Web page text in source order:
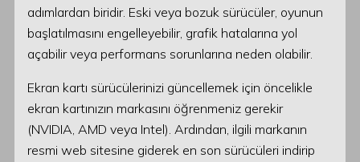
adımlardan biridir. Eski veya bozuk sürücüler, oyunun
başlatılmasını engelleyebilir, grafik hatalarına yol
açabilir veya performans sorunlarına neden olabilir.
Ekran kartı sürücülerinizi güncellemek için öncelikle
ekran kartınızın markasını öğrenmeniz gerekir
(NVIDIA, AMD veya Intel). Ardından, ilgili markanın
resmi web sitesine giderek en son sürücüleri indirip